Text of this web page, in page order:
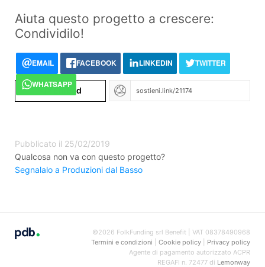
Aiuta questo progetto a crescere:
Condividilo!
EMAIL FACEBOOK LINKEDIN
TWITTER
WHATSAPP
Embed
Pubblicato il 25/02/2019
Qualcosa non va con questo progetto?
Segnalalo a Produzioni dal Basso
©2026 FolkFunding srl Benefit | VAT 08378490968
Termini e condizioni
Cookie policy| Privacy policy
Agente di pagamento autorizzato ACPR
REGAFI n. 72477 di Lemonway